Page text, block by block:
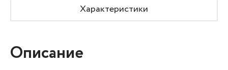
Характеристики
Описание